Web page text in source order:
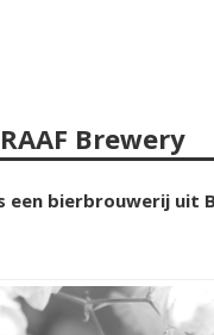
Brewery
een bierbrouwerij uit